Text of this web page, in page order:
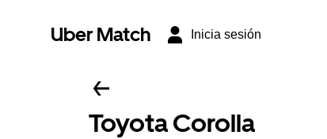
Uber Match Inicia sesión
Toyota Corolla